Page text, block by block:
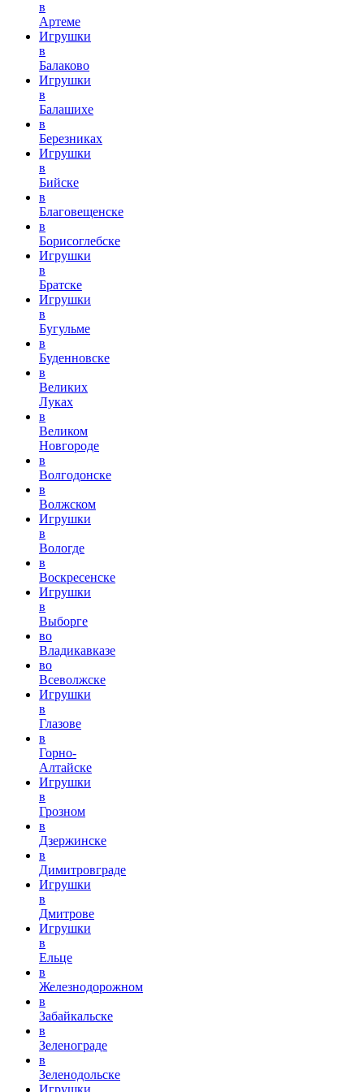
в
Артеме
Игрушки
в
Балаково
Игрушки
в
Балашихе
в
Березниках
Игрушки
в
Бийске
в
Благовещенске
в
Борисоглебске
Игрушки
в
Братске
Игрушки
в
Бугульме
в
Буденновске
в
Великих
Луках
в
Великом
Новгороде
в
Волгодонске
в
Волжском
Игрушки
в
Вологде
в
Воскресенске
Игрушки
в
Выборге
во
Владикавказе
во
Всеволжске
Игрушки
в
Глазове
в
Горно-
Алтайске
Игрушки
в
Грозном
в
Дзержинске
в
Димитровграде
Игрушки
в
Дмитрове
Игрушки
в
Ельце
в
Железнодорожном
в
Забайкальске
в
Зеленограде
в
Зеленодольске
Игрушки